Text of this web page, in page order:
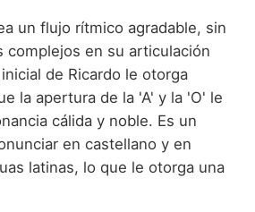
un flujo rítmico agradable, sin
complejos en su articulación
de Ricardo le otorga
la apertura de la 'A' y la 'O' le
cálida y noble. Es un
en castellano y en
latinas, lo que le otorga una